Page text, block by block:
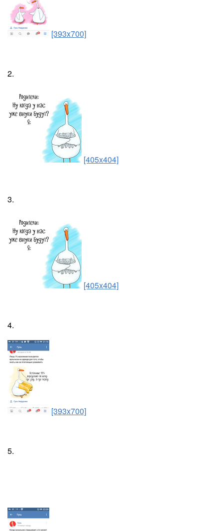
[393x700]
2.
[405x404]
3.
[405x404]
4.
[393x700]
5.